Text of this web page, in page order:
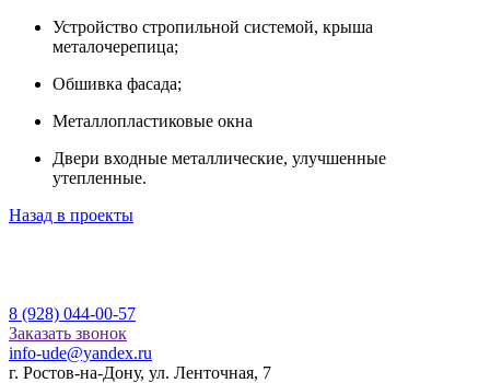
Устройство стропильной системой, крыша
металочерепица;
Обшивка фасада;
Металлопластиковые окна
Двери входные металлические, улучшенные
утепленные.
Назад в проекты
8 (928) 044-00-57
Заказать звонок
info-ude@yandex.ru
г. Ростов-на-Дону, ул. Ленточная, 7